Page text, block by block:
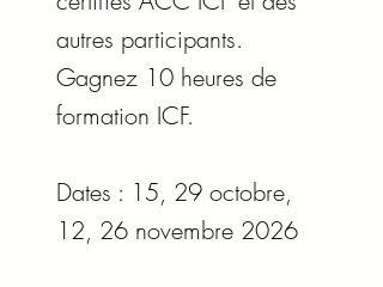
autres participants.
Gagnez 10 heures de
formation ICF.
Dates : 15, 29 octobre,
12, 26 novembre 2026